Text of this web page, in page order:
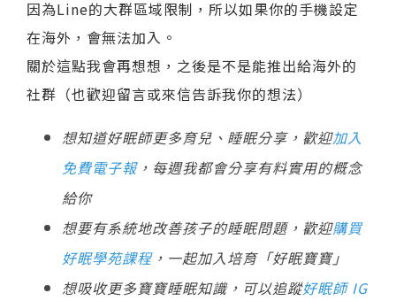
因為Line的大群區域限制，所以如果你的手機設定
在海外，會無法加入。
關於這點我會再想想，之後是不是能推出給海外的
社群（也歡迎留言或來信告訴我你的想法）
想知道好眠師更多育兒、睡眠分享，歡迎加入
免費電子報，每週我都會分享有料實用的概念
給你
想要有系統地改善孩子的睡眠問題，歡迎購買
好眠學苑課程，一起加入培育「好眠寶寶」
想吸收更多寶寶睡眠知識，可以追蹤好眠師 IG